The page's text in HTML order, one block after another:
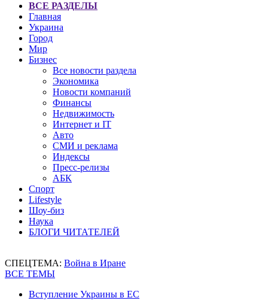
ВСЕ РАЗДЕЛЫ
Главная
Украина
Город
Мир
Бизнес
Все новости раздела
Экономика
Новости компаний
Финансы
Недвижимость
Интернет и IT
Авто
СМИ и реклама
Индексы
Пресс-релизы
АБК
Спорт
Lifestyle
Шоу-биз
Наука
БЛОГИ ЧИТАТЕЛЕЙ
СПЕЦТЕМА: Война в Иране
ВСЕ ТЕМЫ
Вступление Украины в ЕС